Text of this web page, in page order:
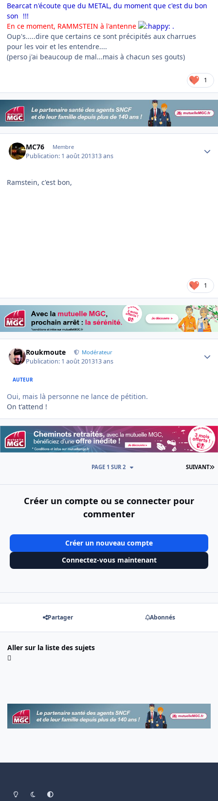
Bearcat n'écoute que du METAL, du moment que c'est du bon
son !!!
En ce moment, RAMMSTEIN à l'antenne
.
Oup's.....dire que certains ce sont précipités aux charrues
pour les voir et les entendre....
(perso j'ai beaucoup de mal...mais à chacun ses gouts)
1
MC76 Membre
Publication: 1 août 201313 ans
Ramstein, c'est bon,
1
Roukmoute Modérateur
Publication: 1 août 201313 ans
AUTEUR
Oui, mais là personne ne lance de pétition.
On t'attend !
SUIVANT
PAGE 1 SUR 2
Créer un compte ou se connecter pour
commenter
Créer un nouveau compte
Connectez-vous maintenant
Partager Abonnés
Aller sur la liste des sujets
Light ModeDark ModeSystem Preference